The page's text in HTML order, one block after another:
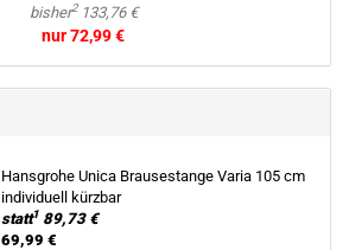
bisher2133,76 €
nur 72,99 €
Hans­gro­he Unica Brau­se­stan­ge Varia 105 cm
in­di­vi­du­ell kürz­bar
statt189,73 €
69,99 €